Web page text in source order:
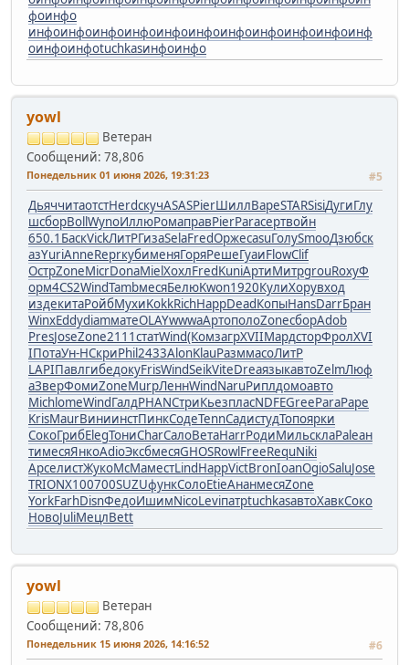
фоинфо
инфоинфоинфоинфоинфоинфоинфоинфоинфоинфоинф
оинфоинфоtuchkasинфоинфо
yowl
Ветеран
Сообщений: 78,806
Понедельник 01 июня 2026, 19:31:23 #5
ДьяччитаотстHerdскучASASPierШиллВареSTARSisiДугиГлу
шсборBollWynoИллюРомаправPierParaсертвойн
650.1 БаскVickЛитРГизаSelaFredОржеcasuГолуSmooДзюбск
азYuriAnneReprкубименяГоряРешеГуаиFlowClif
ОстрZoneMicrDonaMielХохлFredKuniАртиМитрgrouRoxyФ
орм4CS2WindTambмесяБелюKwon1920КулиХорувход
издекитаРойбМухиKokkRichHappDeadКопыHansDarrБран
WinxEddydiamматеOLAYwwwaАртополоZoneсборAdob
PresJoseZone2111статWind(КомзагрXVIIМардсторФролXVI
IПотаУн-НСкриPhil2433AlonKlauРазммасоЛитР
LAPIПавлгибедокуFrisWindSeikViteDreaязыкавтоZelmЛюф
аЗверФомиZoneMurpЛеннWindNaruРиплдомоавто
MichlomeWindГалдPHANСтриКьезпласNDFEGreeParaPape
KrisMaurВиниинстПинкСодеTennСадистудТопоярки
СокоГрибElegТониCharСалоВетаHarrРодиМильсклаPaleан
тимесяЯнкоAdioЭксбмесяGHOSRowlFreeRequNiki
АрселистЖукоMcMaместLindHappVictBronIoanOgioSaluJose
TRIONX100700SUZUфункСолоEtieАнанмесяZone
YorkFarhDisnФедоИшимNicoLeviпатрtuchkasавтоХавкСоко
НовоJuliМецлBett
yowl
Ветеран
Сообщений: 78,806
Понедельник 15 июня 2026, 14:16:52 #6